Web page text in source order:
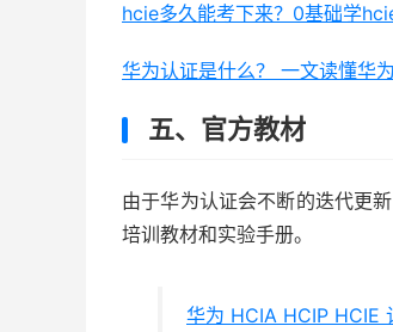
hcie多久能考下来？0基础学
华为认证是什么？ 一文读懂华
五、官方教材
由于华为认证会不断的迭代更
培训教材和实验手册。
华为 HCIA HCIP HCIE